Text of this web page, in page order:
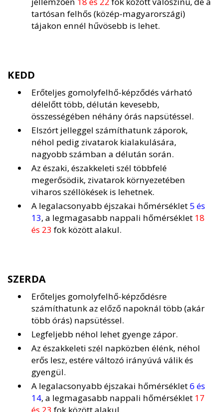
tartósan felhős (közép-magyarországi)
tájakon ennél hűvösebb is lehet.
KEDD
Erőteljes gomolyfelhő-képződés várható
délelőtt több, délután kevesebb,
összességében néhány órás napsütéssel.
Elszórt jelleggel számíthatunk záporok,
néhol pedig zivatarok kialakulására,
nagyobb számban a délután során.
Az északi, északkeleti szél többfelé
megerősödik, zivatarok környezetében
viharos széllökések is lehetnek.
A legalacsonyabb éjszakai hőmérséklet 5 és
13, a legmagasabb nappali hőmérséklet 18
és 23 fok között alakul.
SZERDA
Erőteljes gomolyfelhő-képződésre
számíthatunk az előző napoknál több (akár
több órás) napsütéssel.
Legfeljebb néhol lehet gyenge zápor.
Az északkeleti szél napközben élénk, néhol
erős lesz, estére változó irányúvá válik és
gyengül.
A legalacsonyabb éjszakai hőmérséklet6 és
14, a legmagasabb nappali hőmérséklet 17